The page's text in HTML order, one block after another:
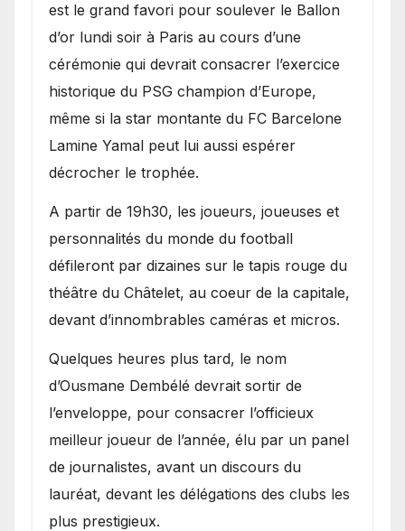
est le grand favori pour soulever le Ballon
d’or lundi soir à Paris au cours d’une
cérémonie qui devrait consacrer l’exercice
historique du PSG champion d’Europe,
même si la star montante du FC Barcelone
Lamine Yamal peut lui aussi espérer
décrocher le trophée.
A partir de 19h30, les joueurs, joueuses et
personnalités du monde du football
défileront par dizaines sur le tapis rouge du
théâtre du Châtelet, au coeur de la capitale,
devant d’innombrables caméras et micros.
Quelques heures plus tard, le nom
d’Ousmane Dembélé devrait sortir de
l’enveloppe, pour consacrer l’officieux
meilleur joueur de l’année, élu par un panel
de journalistes, avant un discours du
lauréat, devant les délégations des clubs les
plus prestigieux.